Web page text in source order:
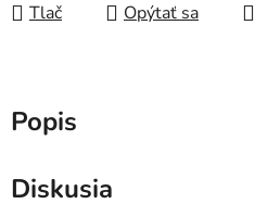
Tlač Opýtať sa
Popis
Diskusia